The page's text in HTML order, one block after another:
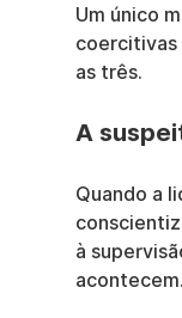
Um único
coercitivas
as três.
A
Quando a
à
acontecem.